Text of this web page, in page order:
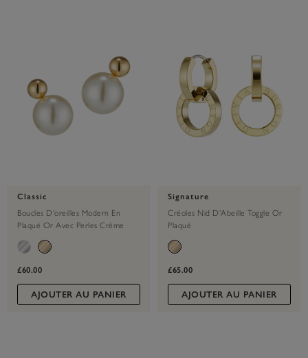
Classic
Boucles D'oreilles Modern En
Plaqué Or Avec Perles Crème
£60.00
AJOUTER AU PANIER
Signature
Créoles Nid D'Abeille Toggle Or
Plaqué
£65.00
AJOUTER AU PANIER